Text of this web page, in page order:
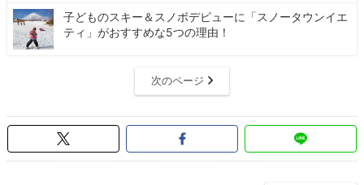
子どものスキー＆スノボデビューに「スノータウンイエ
ティ」がおすすめな5つの理由！
次のページ